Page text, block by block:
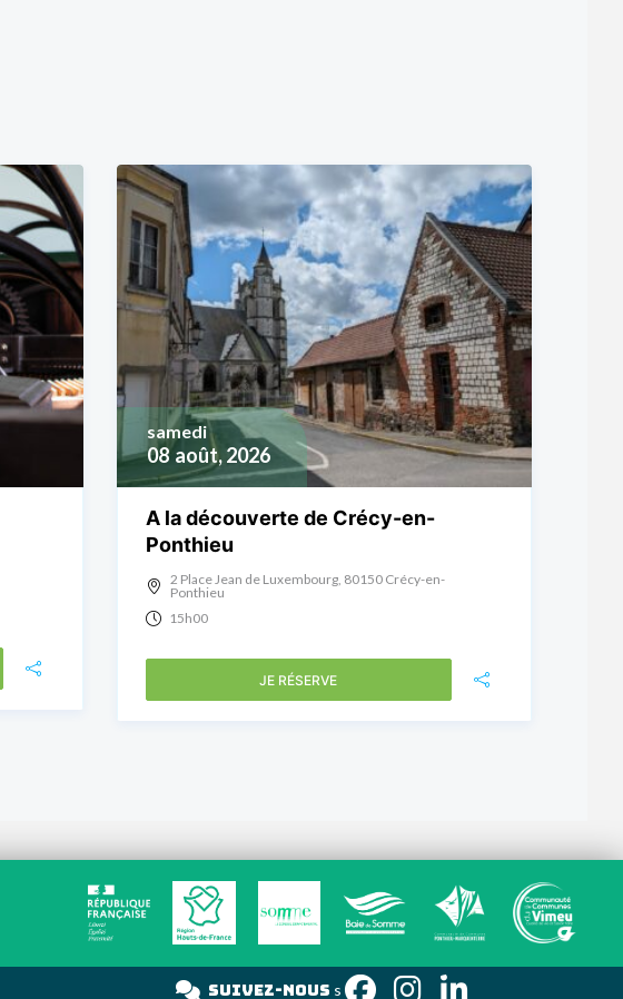
08 août, 2026
samedi
A la découverte de Crécy-en-
Ponthieu
2 Place Jean de Luxembourg, 80150 Crécy-en-
Ponthieu
15h00
JE RÉSERVE
Suivez-nous s